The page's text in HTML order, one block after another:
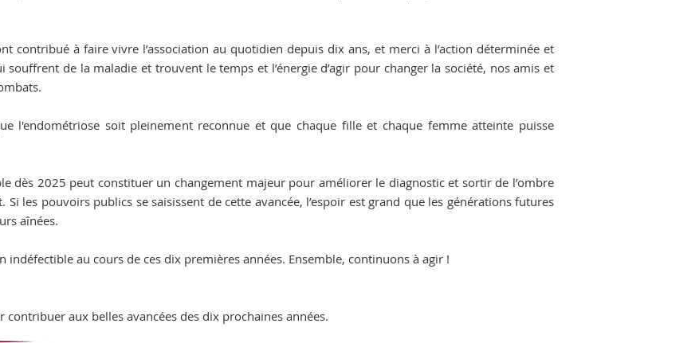
contribué à faire vivre l’association au quotidien depuis dix ans, et merci à l’action déterminée et
de la maladie et trouvent le temps et l’énergie d’agir pour changer la société, nos amis et
l'endométriose soit pleinement reconnue et que chaque fille et chaque femme atteinte puisse
dès 2025 peut constituer un changement majeur pour améliorer le diagnostic et sortir de l’ombre
les pouvoirs publics se saisissent de cette avancée, l’espoir est grand que les générations futures
aînées.
au cours de ces dix premières années. Ensemble, continuons à agir !
contribuer aux belles avancées des dix prochaines années.